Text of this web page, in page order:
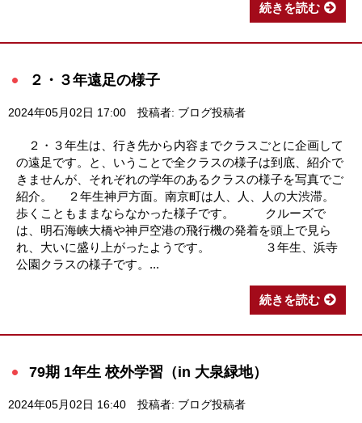
続きを読む
２・３年遠足の様子
2024年05月02日 17:00 投稿者: ブログ投稿者
２・３年生は、行き先から内容までクラスごとに企画して
の遠足です。と、いうことで全クラスの様子は到底、紹介で
きませんが、それぞれの学年のあるクラスの様子を写真でご
紹介。 ２年生神戸方面。南京町は人、人、人の大渋滞。
歩くこともままならなかった様子です。 クルーズで
は、明石海峡大橋や神戸空港の飛行機の発着を頭上で見ら
れ、大いに盛り上がったようです。 ３年生、浜寺
公園クラスの様子です。...
続きを読む
79期 1年生 校外学習（in 大泉緑地）
2024年05月02日 16:40 投稿者: ブログ投稿者